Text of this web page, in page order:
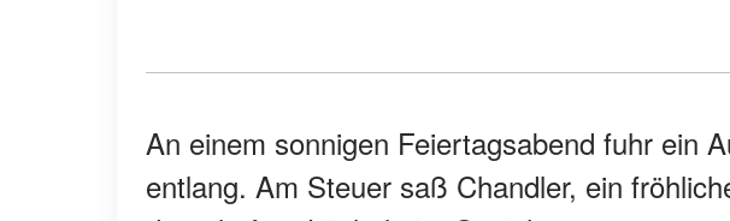
An einem sonnigen Feiertagsabend fuhr ein
entlang. Am Steuer saß Chandler, ein